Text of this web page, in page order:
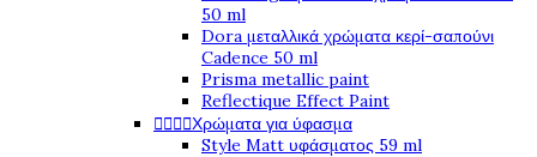
50 ml
Dora μεταλλικά χρώματα κερί-σαπούνι
Cadence 50 ml
Prisma metallic paint
Reflectique Effect Paint
Χρώματα για ύφασμα
Style Matt υφάσματος 59 ml